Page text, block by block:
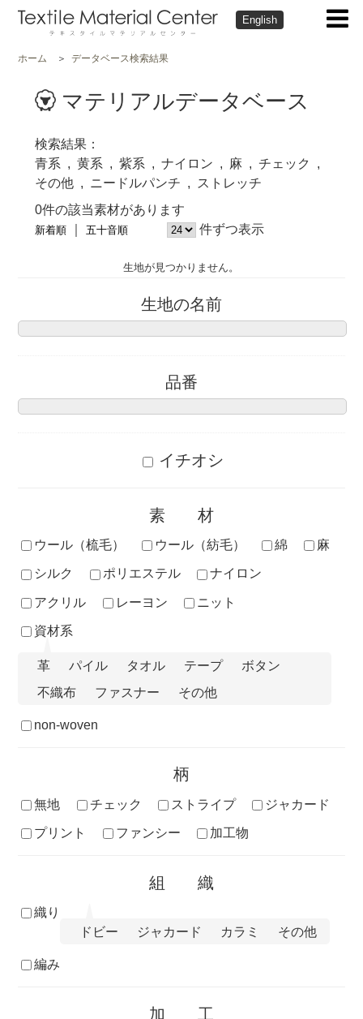
English
ホーム データベース検索結果
マテリアルデータベース
検索結果
青系
黄系 紫系 ナイロン 麻
チェック
その他
ニードルパンチ
ストレッチ
0件の該当素材があります
新着順 五十音順 件ずつ表示
生地が見つかりません。
生地の名前
品番
イチオシ
素材
ウール（梳毛） ウール（紡毛） 綿
麻
シルク
ポリエステル
ナイロン
アクリル
レーヨン
ニット
資材系
革 パイル タオル テープ
ボタン
不織布
ファスナー その他
non-woven
柄
無地 チェック ストライプ
ジャカード
プリント
ファンシー 加工物
組織
織り
ドビー
ジャカード カラミ その他
編み
加工